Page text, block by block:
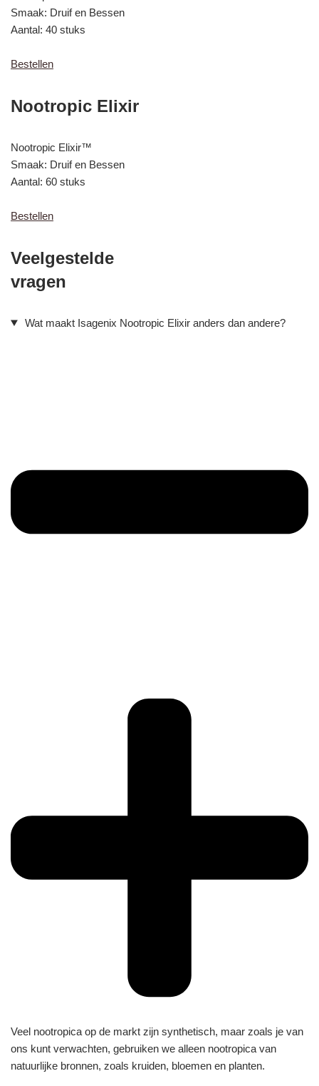
Smaak: Druif en Bessen
Aantal: 40 stuks
Bestellen
Nootropic Elixir
Nootropic Elixir™
Smaak: Druif en Bessen
Aantal: 60 stuks
Bestellen
Veelgestelde
vragen
Wat maakt Isagenix Nootropic Elixir anders dan andere?
Veel nootropica op de markt zijn synthetisch, maar zoals je van
ons kunt verwachten, gebruiken we alleen nootropica van
natuurlijke bronnen, zoals kruiden, bloemen en planten.